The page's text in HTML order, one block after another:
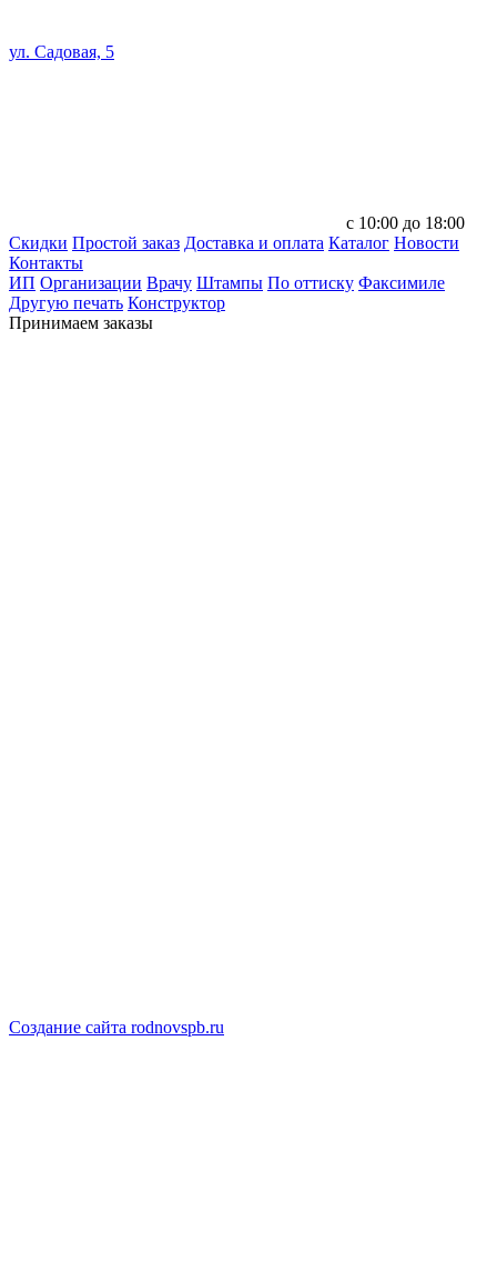
ул. Садовая, 5
с 10:00 до 18:00
Скидки Простой заказ Доставка и оплата Каталог Новости
Контакты
ИП Организации Врачу Штампы По оттиску Факсимиле
Другую печать Конструктор
Принимаем заказы
Создание сайта rodnovspb.ru